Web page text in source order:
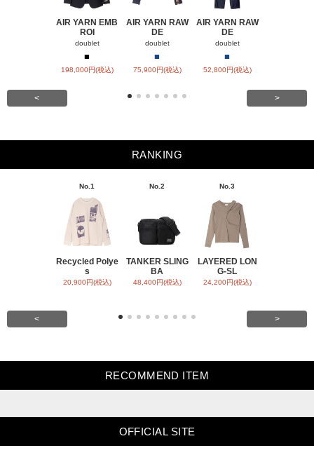
AIR YARN EMB
ROI
doublet
■
198,000円(税込)
AIR YARN RAW
DE
doublet
■
75,900円(税込)
AIR YARN RAW
DE
doublet
■
52,800円(税込)
< >
RANKING
No.1
Recycled Polye
s
20,900円(税込)
No.2
TANKER SLING
BA
48,400円(税込)
No.3
LAYERED LON
G-SL
24,200円(税込)
< >
RECOMMEND ITEM
OFFICIAL SITE